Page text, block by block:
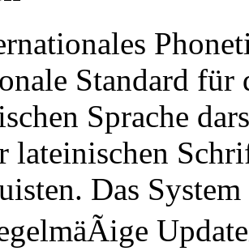
Standard für
Sprache
lateinischen
Das